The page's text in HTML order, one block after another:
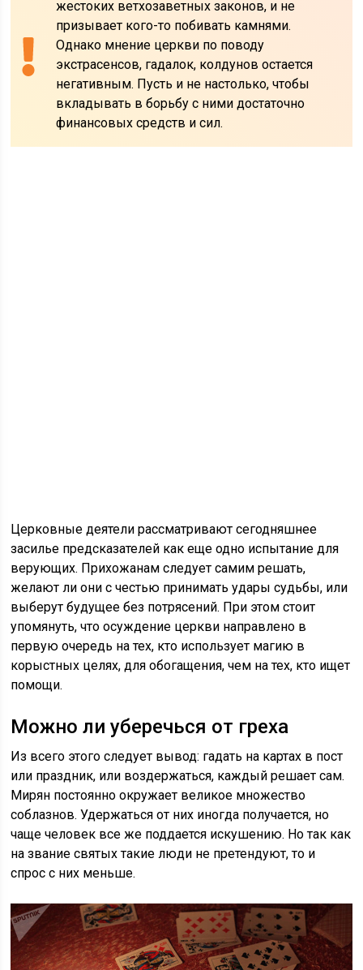
жестоких ветхозаветных законов, и не
призывает кого-то побивать камнями.
Однако мнение церкви по поводу
экстрасенсов, гадалок, колдунов остается
негативным. Пусть и не настолько, чтобы
вкладывать в борьбу с ними достаточно
финансовых средств и сил.
Церковные деятели рассматривают сегодняшнее
засилье предсказателей как еще одно испытание для
верующих. Прихожанам следует самим решать,
желают ли они с честью принимать удары судьбы, или
выберут будущее без потрясений. При этом стоит
упомянуть, что осуждение церкви направлено в
первую очередь на тех, кто использует магию в
корыстных целях, для обогащения, чем на тех, кто ищет
помощи.
Можно ли уберечься от греха
Из всего этого следует вывод: гадать на картах в пост
или праздник, или воздержаться, каждый решает сам.
Мирян постоянно окружает великое множество
соблазнов. Удержаться от них иногда получается, но
чаще человек все же поддается искушению. Но так как
на звание святых такие люди не претендуют, то и
спрос с них меньше.